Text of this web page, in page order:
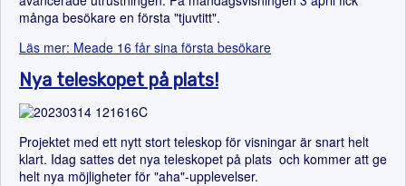
många besökare en första "tjuvtitt".
Läs mer: Meade 16 får sina första besökare
Nya teleskopet på plats!
Projektet med ett nytt stort teleskop för visningar är snart helt
klart. Idag sattes det nya teleskopet på plats och kommer att ge
helt nya möjligheter för "aha"-upplevelser.